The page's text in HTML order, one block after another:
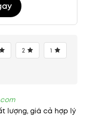
2 1
lượng, giá cả hợp lý